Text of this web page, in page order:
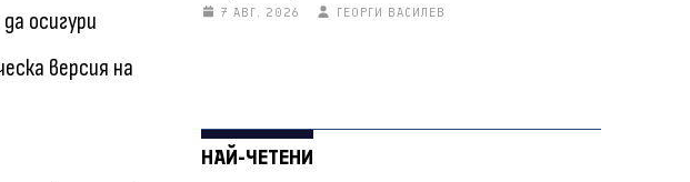
осигури
версия на
7 АВГ. 2026 ГЕОРГИ ВАСИЛЕВ
НАЙ-ЧЕТЕНИ